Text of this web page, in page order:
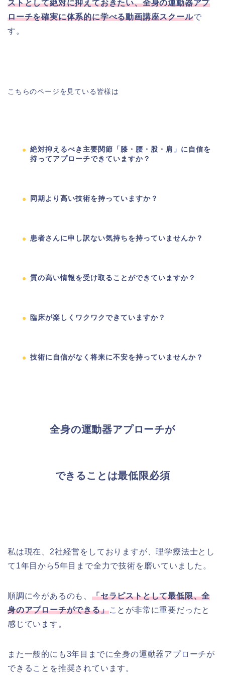
ストとして絶対に抑えておきたい、全身の運動器アプ
ローチを確実に体系的に学べる動画講座スクールで
す。
こちらのページを見ている皆様は
絶対抑えるべき主要関節「膝・腰・股・肩」に自信を
持ってアプローチできていますか？
同期より高い技術を持っていますか？
患者さんに申し訳ない気持ちを持っていませんか？
質の高い情報を受け取ることができていますか？
臨床が楽しくワクワクできていますか？
技術に自信がなく将来に不安を持っていませんか？
全身の運動器アプローチが
できることは最低限必須
私は現在、2社経営をしておりますが、理学療法士とし
て1年目から5年目まで全力で技術を磨いていました。
順調に今があるのも、 「セラピストとして最低限、全
身のアプローチができる」ことが非常に重要だったと
感じています。
また一般的にも3年目までに全身の運動器アプローチが
できることを推奨されています。